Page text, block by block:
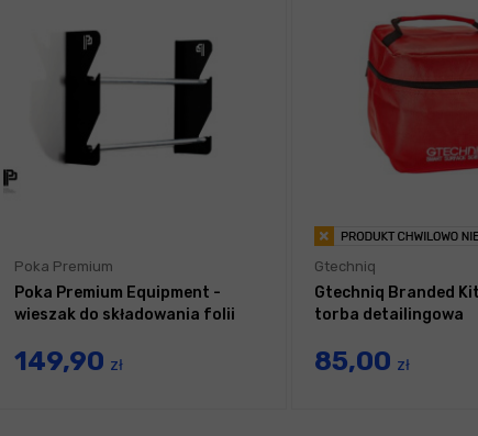
Poka Premium
Poka Premium Equipment -
wieszak do składowania folii
149,90 zł
Gtechniq
Gtechniq Branded
torba detailingowa
85,00 zł